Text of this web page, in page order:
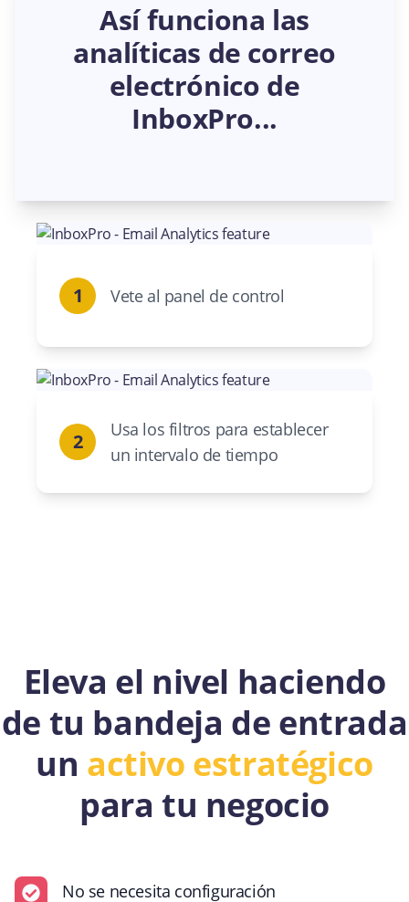
Así funciona las
analíticas de correo
electrónico de
InboxPro...
1 Vete al panel de control
2
Usa los filtros para establecer
un intervalo de tiempo
Eleva el nivel haciendo
de tu bandeja de entrada
un activo estratégico
para tu negocio
No se necesita configuración